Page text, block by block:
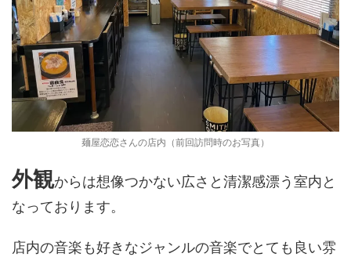
麺屋恋恋さんの店内（前回訪問時のお写真）
外観からは想像つかない広さと清潔感漂う室内と
なっております。
店内の音楽も好きなジャンルの音楽でとても良い雰